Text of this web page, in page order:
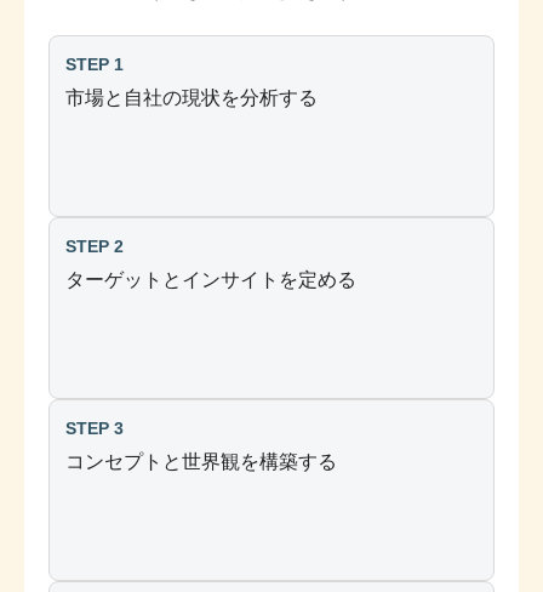
STEP 1
市場と自社の現状を分析する
STEP 2
ターゲットとインサイトを定める
STEP 3
コンセプトと世界観を構築する